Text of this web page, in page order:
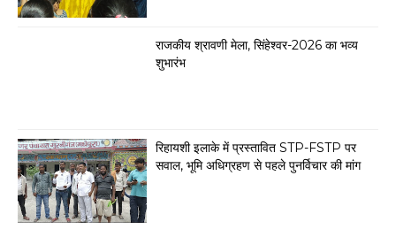
राजकीय श्रावणी मेला, सिंहेश्वर-2026 का भव्य
शुभारंभ
रिहायशी इलाके में प्रस्तावित STP-FSTP पर
सवाल, भूमि अधिग्रहण से पहले पुनर्विचार की मांग